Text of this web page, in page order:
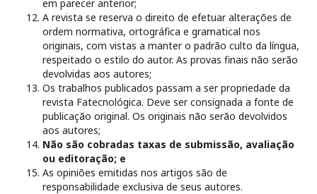
em parecer anterior;
A revista se reserva o direito de efetuar alterações de
ordem normativa, ortográfica e gramatical nos
originais, com vistas a manter o padrão culto da língua,
respeitado o estilo do autor. As provas finais não serão
devolvidas aos autores;
Os trabalhos publicados passam a ser propriedade da
revista Fatecnológica. Deve ser consignada a fonte de
publicação original. Os originais não serão devolvidos
aos autores;
Não são cobradas taxas de submissão, avaliação
ou editoração; e
As opiniões emitidas nos artigos são de
responsabilidade exclusiva de seus autores.